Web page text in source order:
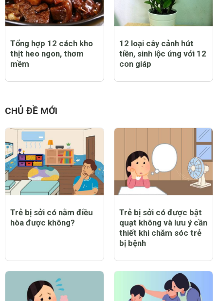
Tổng hợp 12 cách kho
thịt heo ngon, thơm
mềm
12 loại cây cảnh hút
tiền, sinh lộc ứng với 12
con giáp
CHỦ ĐỀ MỚI
Trẻ bị sởi có nằm điều
hòa được không?
Trẻ bị sởi có được bật
quạt không và lưu ý cần
thiết khi chăm sóc trẻ
bị bệnh